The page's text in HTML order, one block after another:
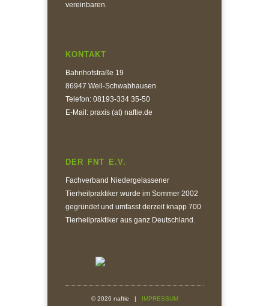
vereinbaren.
KONTAKT
Bahnhofstraße 19
86947 Weil-Schwabhausen
Telefon: 08193-334 35-50
E-Mail: praxis (at) naftie.de
DER FNT E.V.
Fachverband Niedergelassener
Tierheilpraktiker wurde im Sommer 2002
gegründet und umfasst derzeit knapp 700
Tierheilpraktiker aus ganz Deutschland.
© 2026 naftie | IMPRESSUM